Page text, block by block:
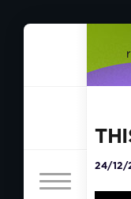
24/12/